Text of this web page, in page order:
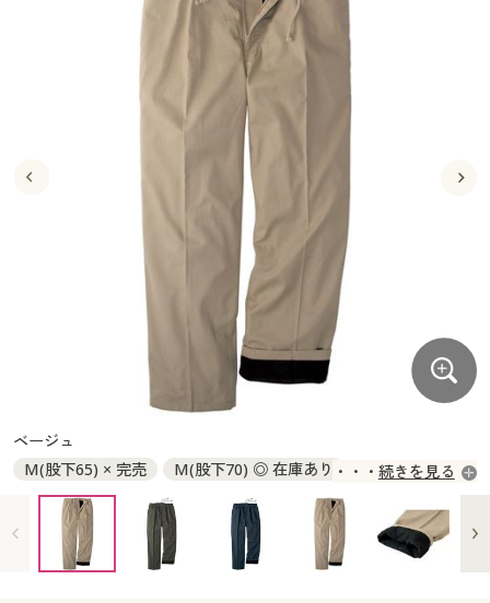
ジュニア・ティーンズ下着
寝具・インテリア・家具通販すべて
カーテン・ラグ・ファブリック
ジュニア・ティーンズ下着
大きいサイズ レディース服
大きいサイズ レディース下着
大きいサイズ 事務・制服
商品カテゴリ一覧
カタログ・チラシからのご注文
デジタルカタログ
カタログ無料プレゼント
キッチン・雑貨・日用品
カーテン・ラグ・ファブリック
美容・健康通販すべて
美容・健康・サプリメント
制服・スクール
制服・スクールすべて
大きいサイズ レディース服
大きいサイズ レディース下着
大きいサイズ メンズ
シークレットセール
商品カテゴリ一覧
カタログ・チラシからのご注文
カタログ無料プレゼント
会員メニュー
ベージュ
M(股下65) × 完売
M(股下70) ◎ 在庫あり
L(股下65) × 完売
L(股下70) ◎ 在庫あり
LL(股下65) × 完売
LL(股下70) × 完売
続きを見る